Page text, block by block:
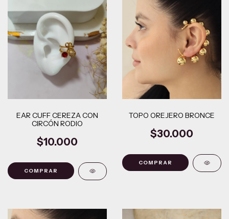
EAR CUFF CEREZA CON
CIRCÓN RODIO
$10.000
TOPO OREJERO BRONCE
$30.000